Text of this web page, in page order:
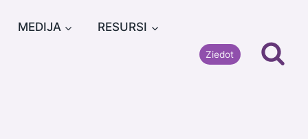
MEDIJA RESURSI
Ziedot